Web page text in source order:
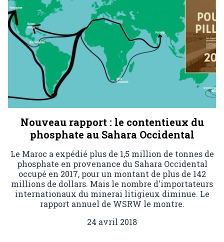
Nouveau rapport : le contentieux du
phosphate au Sahara Occidental
Le Maroc a expédié plus de 1,5 million de tonnes de
phosphate en provenance du Sahara Occidental
occupé en 2017, pour un montant de plus de 142
millions de dollars. Mais le nombre d'importateurs
internationaux du minerai litigieux diminue. Le
rapport annuel de WSRW le montre.
24 avril 2018